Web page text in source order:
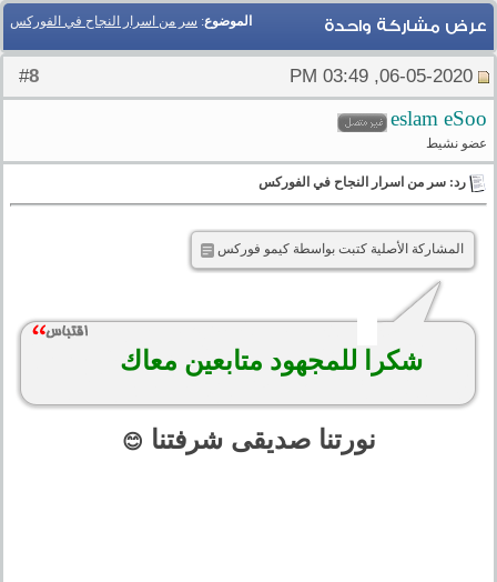
الموضوع: سر من اسرار النجاح في الفوركس عرض مشاركة واحدة
8
eslam eSoo
عضو نشيط
رد: سر من اسرار النجاح في الفوركس
المشاركة الأصلية كتبت بواسطة كيمو فوركس
شكرا للمجهود متابعين معاك
نورتنا صديقى شرفتنا 😊